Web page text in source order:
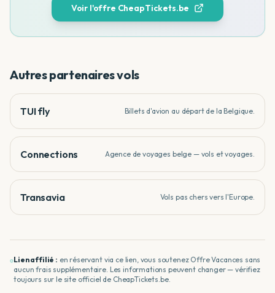
Voir l'offre CheapTickets.be
Autres partenairesvols
TUI fly Billets d'avion au départ de la Belgique.
Connections Agence de voyages belge — vols et voyages.
Transavia Vols pas chers vers l'Europe.
Lien affilié : en réservant via ce lien, vous soutenez Offre Vacances sans
aucun frais supplémentaire. Les informations peuvent changer — vérifiez
toujours sur le site officiel de CheapTickets.be.